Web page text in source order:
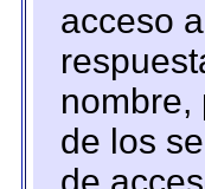
acceso
nombre,
de los